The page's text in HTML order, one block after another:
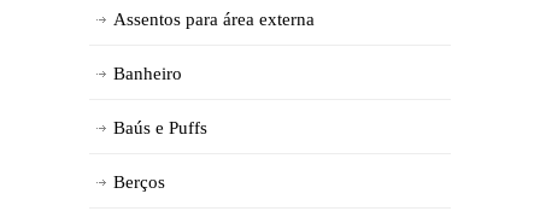
Assentos para área externa
Banheiro
Baús e Puffs
Berços